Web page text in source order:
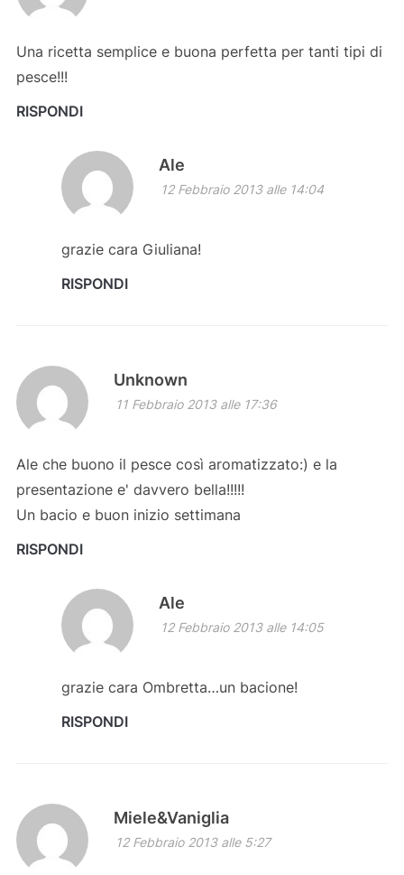
Una ricetta semplice e buona perfetta per tanti tipi di
pesce!!!
RISPONDI
Ale
12 Febbraio 2013 alle 14:04
grazie cara Giuliana!
RISPONDI
Unknown
11 Febbraio 2013 alle 17:36
Ale che buono il pesce così aromatizzato:) e la
presentazione e' davvero bella!!!!!
Un bacio e buon inizio settimana
RISPONDI
Ale
12 Febbraio 2013 alle 14:05
grazie cara Ombretta…un bacione!
RISPONDI
Miele&Vaniglia
12 Febbraio 2013 alle 5:27